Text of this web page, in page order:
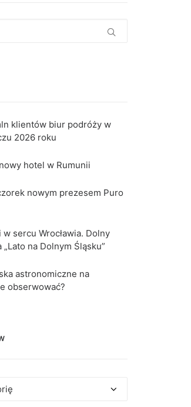
klientów biur podróży w
2026 roku
hotel w Rumunii
nowym prezesem Puro
sercu Wrocławia. Dolny
na Dolnym Śląsku”
astronomiczne na
obserwować?